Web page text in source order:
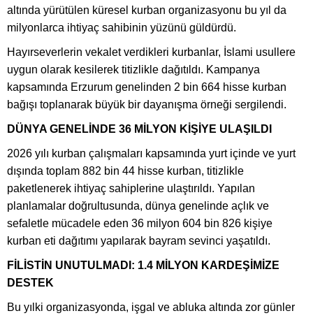
altında yürütülen küresel kurban organizasyonu bu yıl da
milyonlarca ihtiyaç sahibinin yüzünü güldürdü.
Hayırseverlerin vekalet verdikleri kurbanlar, İslami usullere
uygun olarak kesilerek titizlikle dağıtıldı. Kampanya
kapsamında Erzurum genelinden 2 bin 664 hisse kurban
bağışı toplanarak büyük bir dayanışma örneği sergilendi.
DÜNYA GENELİNDE 36 MİLYON KİŞİYE ULAŞILDI
2026 yılı kurban çalışmaları kapsamında yurt içinde ve yurt
dışında toplam 882 bin 44 hisse kurban, titizlikle
paketlenerek ihtiyaç sahiplerine ulaştırıldı. Yapılan
planlamalar doğrultusunda, dünya genelinde açlık ve
sefaletle mücadele eden 36 milyon 604 bin 826 kişiye
kurban eti dağıtımı yapılarak bayram sevinci yaşatıldı.
FİLİSTİN UNUTULMADI: 1.4 MİLYON KARDEŞİMİZE
DESTEK
Bu yılki organizasyonda, işgal ve abluka altında zor günler